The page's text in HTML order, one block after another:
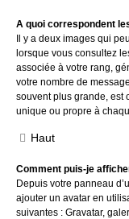
A quoi correspondent
Il y a deux images qui
lorsque vous consultez
associée à votre rang,
votre nombre de
souvent plus grande, est
unique ou propre à
Haut
Comment puis-je
Depuis votre panneau
ajouter un avatar en
suivantes : Gravatar,